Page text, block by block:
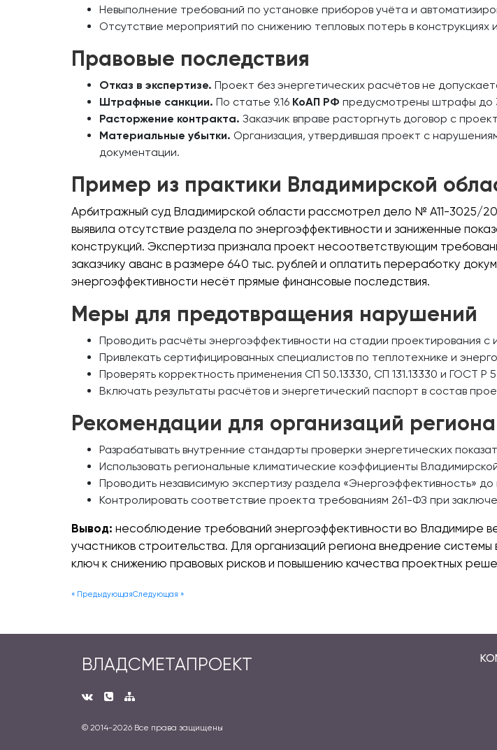
Невыполнение требований по установке приборов учёта и
Отсутствие мероприятий по снижению тепловых потерь в конструкциях
Правовые последствия
Отказ в экспертизе. Проект без энергетических расчётов не
Штрафные санкции. По статье 9.16 КоАП РФ предусмотрены штрафы до
Расторжение контракта. Заказчик вправе расторгнуть договор с
Материальные убытки. Организация, утвердившая проект с
документации.
Пример из практики Владимирской
Арбитражный суд Владимирской области рассмотрел дело № А11-3025/
выявила отсутствие раздела по энергоэффективности и заниженные
конструкций. Экспертиза признала проект несоответствующим
заказчику аванс в размере 640 тыс. рублей и оплатить переработку
энергоэффективности несёт прямые финансовые последствия.
Меры для предотвращения нарушений
Проводить расчёты энергоэффективности на стадии проектирования с
Привлекать сертифицированных специалистов по теплотехнике и
Проверять корректность применения СП 50.13330, СП 131.13330 и ГОСТ Р
Включать результаты расчётов и энергетический паспорт в состав
Рекомендации для организаций региона
Разрабатывать внутренние стандарты проверки энергетических
Использовать региональные климатические коэффициенты
Проводить независимую экспертизу раздела «Энергоэффективность»
Контролировать соответствие проекта требованиям 261-ФЗ при
Вывод: несоблюдение требований энергоэффективности во Владимире
участников строительства. Для организаций региона внедрение
ключ к снижению правовых рисков и повышению качества проектных
Следующая »
« Предыдующая
ВЛАДСМЕТАПРОЕКТ
© 2014-2026 Все права защищены